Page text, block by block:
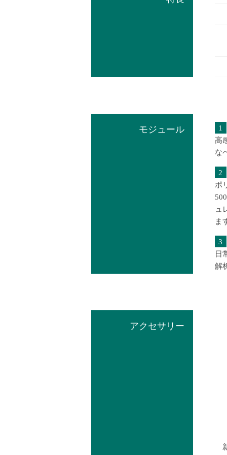
モジュール
1
高
な
2
ポ
ュ
ま
3
日
解
アクセサリー